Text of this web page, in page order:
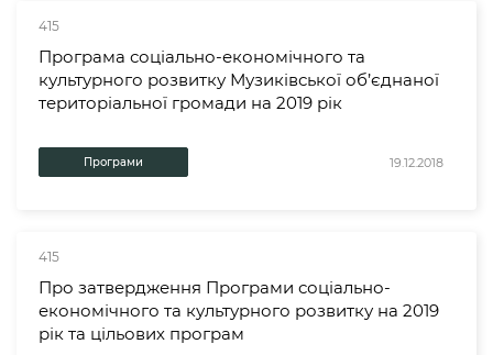
415
Програма соціально-економічного та
культурного розвитку Музиківської об’єднаної
територіальної громади на 2019 рік
Програми 19.12.2018
415
Про затвердження Програми соціально-
економічного та культурного розвитку на 2019
рік та цільових програм